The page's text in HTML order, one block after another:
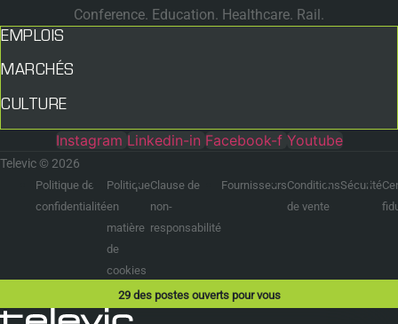
Conference. Education. Healthcare. Rail.
EMPLOIS
MARCHÉS
CULTURE
Instagram Linkedin-in Facebook-f Youtube
Televic © 2026
Politique de
confidentialité
Politique
en
matière
de
cookies
Clause de
non-
responsabilité
FournisseursConditions
de vente
Sécurité
29des postes ouverts pour vous